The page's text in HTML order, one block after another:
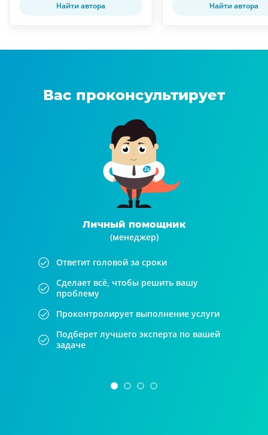
Найти автора Найти автора
Вас проконсультирует
Личный помощник
(менеджер)
Ответит головой за сроки
Сделает всё, чтобы решить вашу
проблему
Проконтролирует выполнение услуги
Подберет лучшего эксперта по вашей
задаче